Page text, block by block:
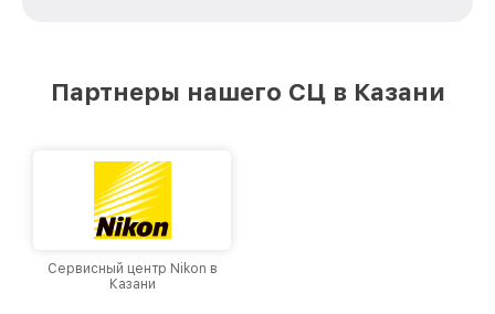
лучшим сервисным центром Leupold в городе
Партнеры нашего СЦ в Казани
Сервисный центр Nikon в
Казани